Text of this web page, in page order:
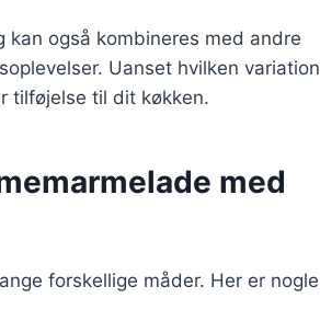
kan også kombineres med andre
Uanset hvilken variation
tilføjelse til dit køkken.
med
forskellige måder. Her er nogle